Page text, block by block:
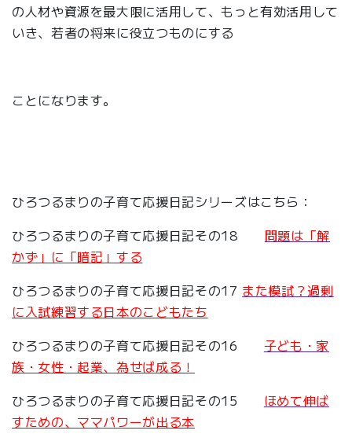
の人材や資源を最大限に活用して、もっと有効活用して
いき、若者の将来に役立つものにする
ことになります。
ひろつるまりの子育て応援日記シリーズはこちら：
ひろつるまりの子育て応援日記その18 問題は「解
かず」に「暗記」する
ひろつるまりの子育て応援日記その17 また模試？過剰
に入試練習する日本のこどもたち
ひろつるまりの子育て応援日記その16 子ども・家
族・女性・起業、為せば成る！
ひろつるまりの子育て応援日記その15 ほめて伸ば
すための、ママパワーが出る本